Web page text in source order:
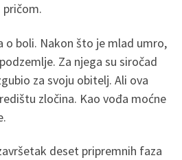
o boli. Nakon što je mlad umro,
Za njega su siročad
za svoju obitelj. Ali ova
zločina. Kao vođa moćne
deset pripremnih faza